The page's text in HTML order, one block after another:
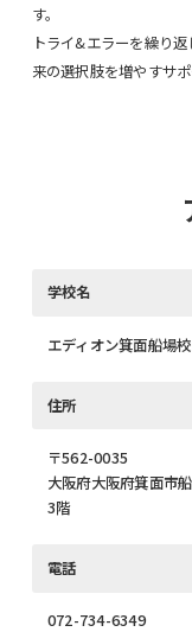
す。
トライ&エラーを繰り
来の選択肢を増やすサ
学校名
エディオン箕面船場校
住所
〒562-0035
大阪府大阪府箕面市
3階
電話
072-734-6349